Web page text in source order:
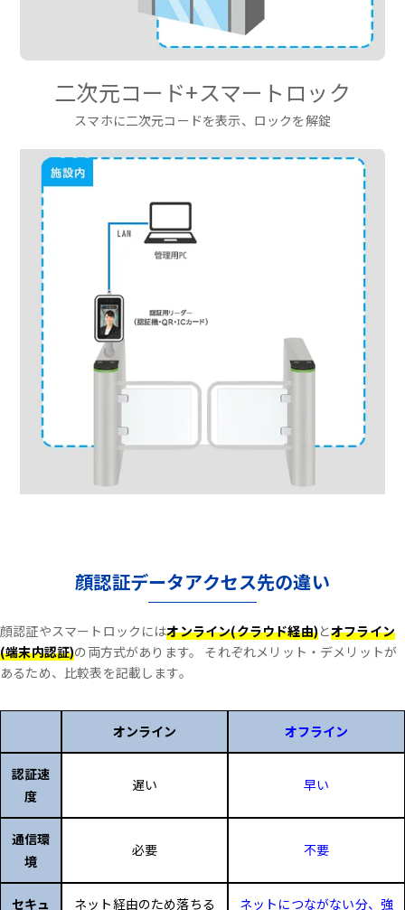
二次元コード+スマートロック
スマホに二次元コードを表示、ロックを解錠
顔認証データアクセス先の違い
顔認証やスマートロックにはオンライン(クラウド経由)とオフライン
(端末内認証)の両方式があります。
それぞれメリット・デメリットが
あるため、比較表を記載します。
オンライン オフライン
認証速
度
遅い 早い
通信環
境
必要 不要
セキュ ネット経由のため落ちる ネットにつながない分、強